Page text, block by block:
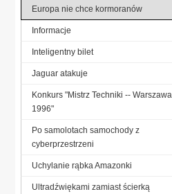
Europa nie chce kormoranów
Informacje
Inteligentny bilet
Jaguar atakuje
Konkurs "Mistrz Techniki -- Warszawa
1996"
Po samolotach samochody z
cyberprzestrzeni
Uchylanie rąbka Amazonki
Ultradźwiękami zamiast ścierką